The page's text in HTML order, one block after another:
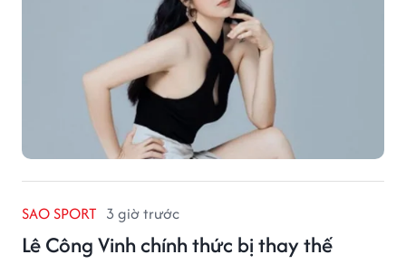
SAO SPORT 3 giờ trước
Lê Công Vinh chính thức bị thay thế